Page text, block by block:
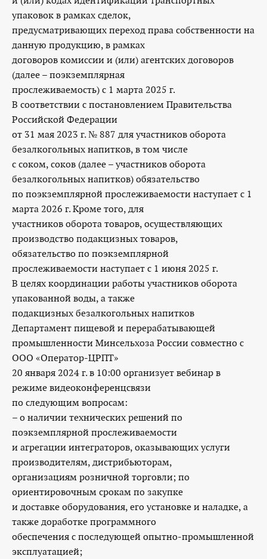
упаковок в рамках сделок,
предусматривающих переход права собственности на
данную продукцию, в рамках
договоров комиссии и (или) агентских договоров
(далее – поэкземплярная
прослеживаемость) с 1 марта 2025 г.
В соответствии с постановлением Правительства
Российской Федерации
от 31 мая 2023 г. № 887 для участников оборота
безалкогольных напитков, в том числе
с соком, соков (далее – участников оборота
безалкогольных напитков) обязательство
по поэкземплярной прослеживаемости наступает с 1
марта 2026 г. Кроме того, для
участников оборота товаров, осуществляющих
производство подакцизных товаров,
обязательство по поэкземплярной
прослеживаемости наступает с 1 июня 2025 г.
В целях координации работы участников оборота
упакованной воды, а также
подакцизных безалкогольных напитков
Департамент пищевой и перерабатывающей
промышленности Минсельхоза России совместно с
ООО «Оператор-ЦРПТ»
20 января 2024 г. в 10:00 организует вебинар в
режиме видеоконференцсвязи
по следующим вопросам:
– о наличии технических решений по
поэкземплярной прослеживаемости
и агрегации интеграторов, оказывающих услуги
производителям, дистрибьюторам,
организациям розничной торговли; по
ориентировочным срокам по закупке
и доставке оборудования, его установке и наладке, а
также доработке программного
обеспечения с последующей опытно-промышленной
эксплуатацией;